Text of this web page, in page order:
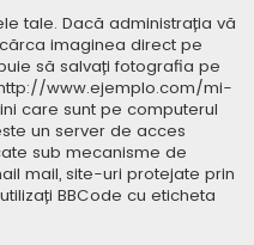
tale. Dacă administrația vă
imaginea direct pe
să salvați fotografia pe
www.ejemplo.com/mi-
care sunt pe computerul
un server de acces
sub mecanisme de
mail, site-uri protejate prin
BBCode cu eticheta